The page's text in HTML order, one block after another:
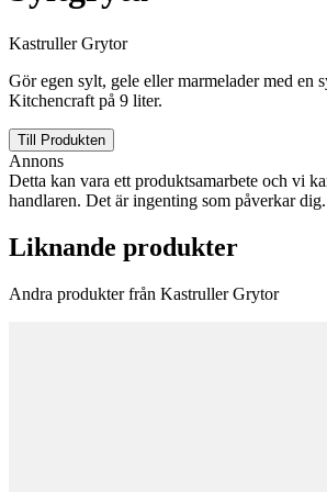
Kastruller Grytor
Gör egen sylt, gele eller marmelader med en
Kitchencraft på 9 liter.
Till Produkten
Annons
Detta kan vara ett produktsamarbete och vi
handlaren. Det är ingenting som påverkar dig.
Liknande produkter
Andra produkter från Kastruller Grytor